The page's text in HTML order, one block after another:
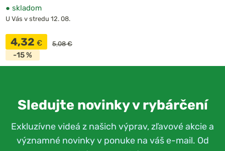
● skladom
U Vás v stredu 12. 08.
4,32 € 5,08 €
-15 %
Sledujte novinky v rybárčení
Exkluzívne videá z našich výprav, zľavové akcie a
významné novinky v ponuke na váš e-mail. Od